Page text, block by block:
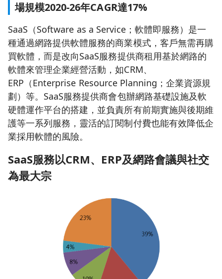
場規模2020-26年CAGR達17%
SaaS（Software as a Service；軟體即服務）是一
種通過網路提供軟體服務的商業模式，客戶無需再購
買軟體，而是改向SaaS服務提供商租用基於網路的
軟體來管理企業經營活動，如CRM、
ERP（Enterprise Resource Planning；企業資源規
劃）等。SaaS服務提供商會包辦網路基礎設施及軟
硬體運作平台的搭建，並負責所有前期實施與後期維
護等一系列服務，靈活的訂閱制付費也能有效降低企
業採用軟體的風險。
SaaS服務以CRM、ERP及網路會議與社交
為最大宗